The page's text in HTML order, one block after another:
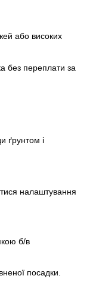
або високих
без переплати за
ґрунтом і
налаштування
б/в
посадки.